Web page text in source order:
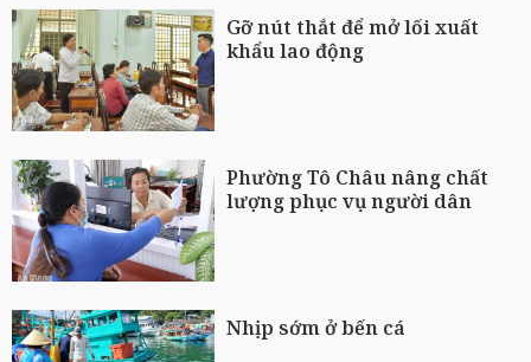
Gỡ nút thắt để mở lối xuất
khẩu lao động
Phường Tô Châu nâng chất
lượng phục vụ người dân
Nhịp sớm ở bến cá